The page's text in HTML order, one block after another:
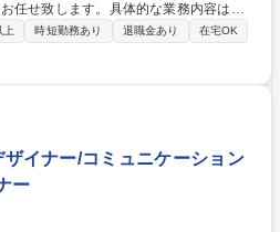
任せ致します。具体的な業務内容は下
イクル管理:PC・端末・周辺機器等のIT
通業務アプリケーションの運用統括:Of
ーションの運用方針策定および管理/バ
影響整理・導入計画の立案◆エンドポイ
ィパッチ適用の徹底/Office365テナント
まで担当
上 時短勤務あり 退職金あり
在宅OK
ザイナー/コミュニケーション
ー